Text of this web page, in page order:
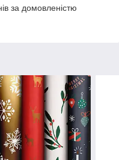
за домовленістю